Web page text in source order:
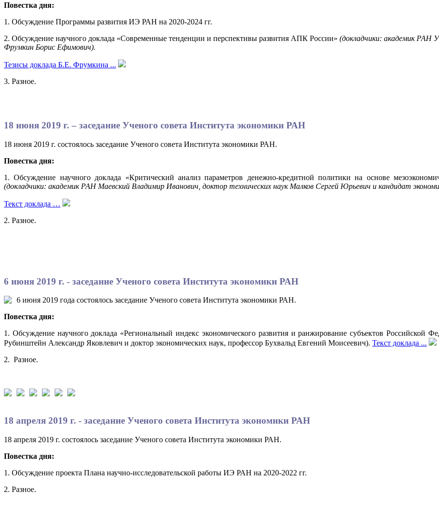
Повестка дня:
1. Обсуждение Программы развития ИЭ РАН на 2020-2024 гг.
2. Обсуждение научного доклада «Современные тенденции и перспективы развития АПК России» (докладчики: академик РАН
Фрумкин Борис Ефимович).
Тезисы доклада Б.Е. Фрумкина ...
3. Разное.
18 июня 2019 г. – заседание Ученого совета Института экономики РАН
18 июня 2019 г. состоялось заседание Ученого совета Института экономики РАН.
Повестка дня:
1. Обсуждение научного доклада «Критический анализ параметров денежно-кредитной политики на основе
(докладчики: академик РАН Маевский Владимир Иванович, доктор технических наук Малков Сергей Юрьевич и кандидат
Текст доклада …
2. Разное.
6 июня 2019 г. - заседание Ученого совета Института экономики РАН
6 июня 2019 года состоялось заседание Ученого совета Института экономики РАН.
Повестка дня:
1. Обсуждение научного доклада «Региональный индекс экономического развития и ранжирование субъектов Российской
Рубинштейн Александр Яковлевич и доктор экономических наук, профессор Бухвальд Евгений Моисеевич). Текст доклада ...
2. Разное.
18 апреля 2019 г. - заседание Ученого совета Института экономики РАН
18 апреля 2019 г. состоялось заседание Ученого совета Института экономики РАН.
Повестка дня:
1. Обсуждение проекта Плана научно-исследовательской работы ИЭ РАН на 2020-2022 гг.
2. Разное.